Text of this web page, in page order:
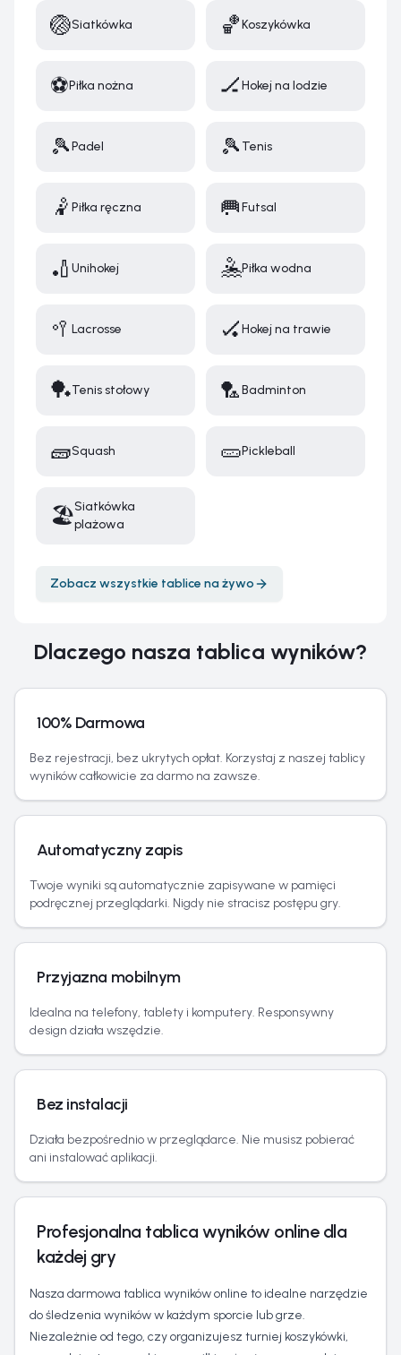
🏐Siatkówka 🏀Koszykówka
⚽Piłka nożna 🏒Hokej na lodzie
🎾Padel 🎾 Tenis
🤾 Piłka ręczna 🥅Futsal
🏏 Unihokej 🤽Piłka wodna
🥍 Lacrosse 🏑Hokej na trawie
🏓Tenis stołowy 🏸Badminton
🧱Squash 🥒Pickleball
🏖️Siatkówka
plażowa
Zobacz wszystkie tablice na żywo
Dlaczego nasza tablica wyników?
100% Darmowa
Bez rejestracji, bez ukrytych opłat. Korzystaj z naszej tablicy
wyników całkowicie za darmo na zawsze.
Automatyczny zapis
Twoje wyniki są automatycznie zapisywane w pamięci
podręcznej przeglądarki. Nigdy nie stracisz postępu gry.
Przyjazna mobilnym
Idealna na telefony, tablety i komputery. Responsywny
design działa wszędzie.
Bez instalacji
Działa bezpośrednio w przeglądarce. Nie musisz pobierać
ani instalować aplikacji.
Profesjonalna tablica wyników online dla
każdej gry
Nasza darmowa tablica wyników online to idealne narzędzie
do śledzenia wyników w każdym sporcie lub grze.
Niezależnie od tego, czy organizujesz turniej koszykówki,